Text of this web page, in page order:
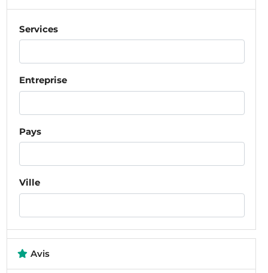
Services
Entreprise
Pays
Ville
Avis